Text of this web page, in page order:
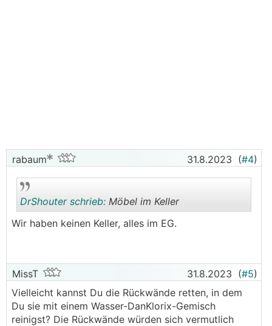
rabaum 31.8.2023 (#4)
DrShouter schrieb: Möbel im Keller
Wir haben keinen Keller, alles im EG.
MissT 31.8.2023 (#5)
Vielleicht kannst Du die Rückwände retten, in dem
Du sie mit einem Wasser-DanKlorix-Gemisch
reinigst? Die Rückwände würden sich vermutlich